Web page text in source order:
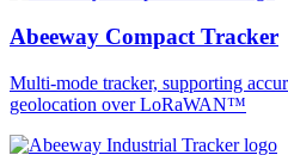
Abeeway Compact Tracker
Multi-mode tracker, supporting
geolocation over LoRaWAN™